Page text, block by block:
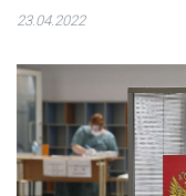
23.04.2022